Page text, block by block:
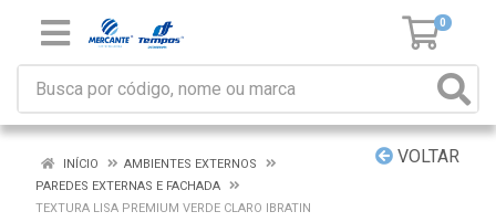
0
VOLTAR
INÍCIO
AMBIENTES EXTERNOS
PAREDES EXTERNAS E FACHADA
TEXTURA LISA PREMIUM VERDE CLARO IBRATIN